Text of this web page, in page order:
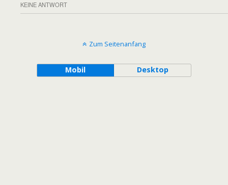
KEINE ANTWORT
Zum Seitenanfang
Mobil Desktop